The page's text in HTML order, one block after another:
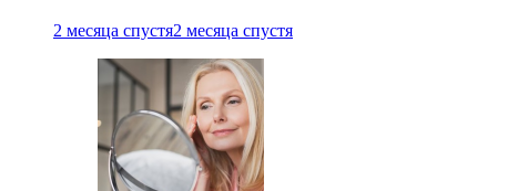
2 месяца спустя2 месяца спустя